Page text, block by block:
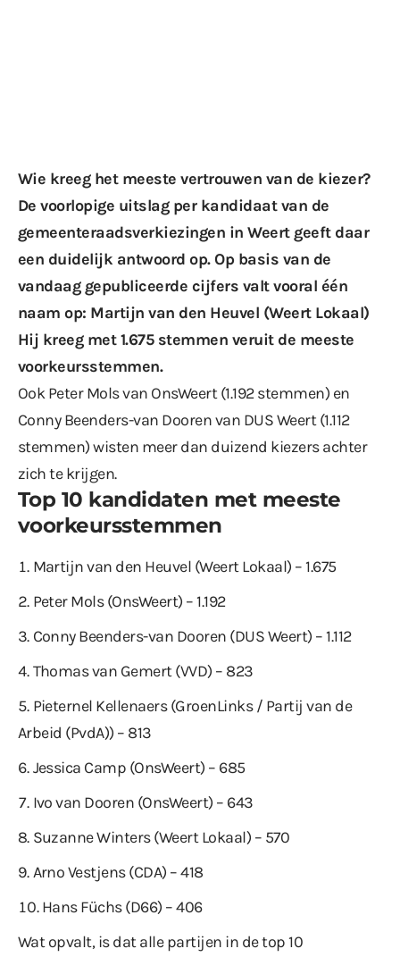
Wie kreeg het meeste vertrouwen van de kiezer?
De voorlopige uitslag per kandidaat van de
gemeenteraadsverkiezingen in Weert geeft daar
een duidelijk antwoord op. Op basis van de
vandaag gepubliceerde cijfers valt vooral één
naam op: Martijn van den Heuvel (Weert Lokaal)
Hij kreeg met 1.675 stemmen veruit de meeste
voorkeursstemmen.
Ook Peter Mols van OnsWeert (1.192 stemmen) en
Conny Beenders-van Dooren van DUS Weert (1.112
stemmen) wisten meer dan duizend kiezers achter
zich te krijgen.
Top 10 kandidaten met meeste
voorkeursstemmen
Martijn van den Heuvel (Weert Lokaal) – 1.675
Peter Mols (OnsWeert) – 1.192
Conny Beenders-van Dooren (DUS Weert) – 1.112
Thomas van Gemert (VVD) – 823
Pieternel Kellenaers (GroenLinks / Partij van de
Arbeid (PvdA)) – 813
Jessica Camp (OnsWeert) – 685
Ivo van Dooren (OnsWeert) – 643
Suzanne Winters (Weert Lokaal) – 570
Arno Vestjens (CDA) – 418
Hans Füchs (D66) – 406
Wat opvalt, is dat alle partijen in de top 10